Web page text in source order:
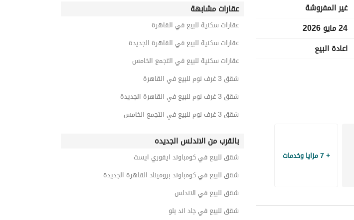
غير المفروشة
24 مايو 2026
اعادة البيع
+ 7 مزايا وخدمات
عقارات مشابهة
عقارات سكنية للبيع في القاهرة
عقارات سكنية للبيع في القاهرة الجديدة
عقارات سكنية للبيع في التجمع الخامس
شقق 3 غرف نوم للبيع في القاهرة
شقق 3 غرف نوم للبيع في القاهرة الجديدة
شقق 3 غرف نوم للبيع في التجمع الخامس
بالقرب من الاندلس الجديده
شقق للبيع في كومباوند ايفوري ايست
شقق للبيع في كومباوند بروميناد القاهرة الجديدة
شقق للبيع في الاندلس
شقق للبيع في جاد اند بلو